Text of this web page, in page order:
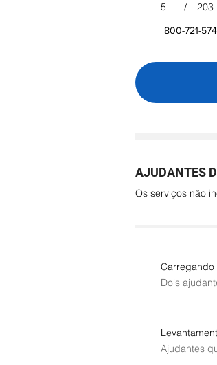
5 / 203
800-721-
AJUDANTES
Os serviços não
Carregando
Dois
Ajudantes